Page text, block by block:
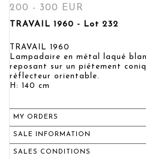
200 - 300 EUR
TRAVAIL 1960 - Lot 232
TRAVAIL 1960
Lampadaire en métal laqué
reposant sur un piétement
réflecteur orientable.
H: 140 cm
MY ORDERS
SALE INFORMATION
SALES CONDITIONS